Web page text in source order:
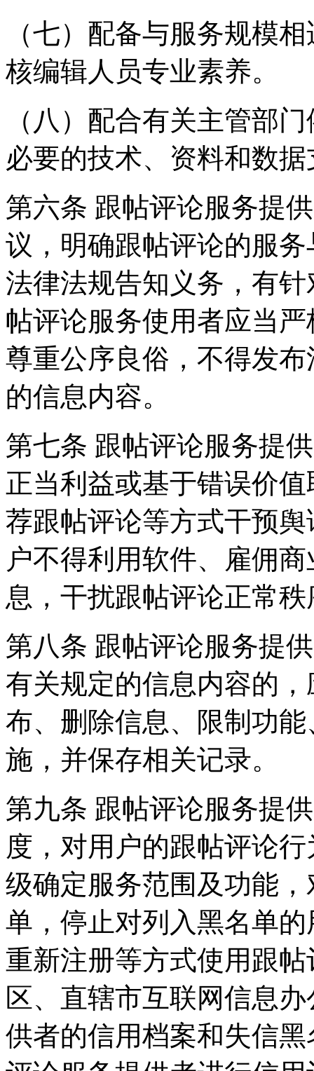
（七）配备与服务规模
核编辑人员专业素养。
（八）配合有关主管部
必要的技术、资料和数
第六条 跟帖评论服务提
议，明确跟帖评论的服
法律法规告知义务，有
帖评论服务使用者应当
尊重公序良俗，不得发
的信息内容。
第七条 跟帖评论服务提
正当利益或基于错误价
荐跟帖评论等方式干预
户不得利用软件、雇佣
息，干扰跟帖评论正常
第八条 跟帖评论服务提
有关规定的信息内容的
布、删除信息、限制功
施，并保存相关记录。
第九条 跟帖评论服务提
度，对用户的跟帖评论
级确定服务范围及功能
单，停止对列入黑名单
重新注册等方式使用跟
区、直辖市互联网信息
供者的信用档案和失信